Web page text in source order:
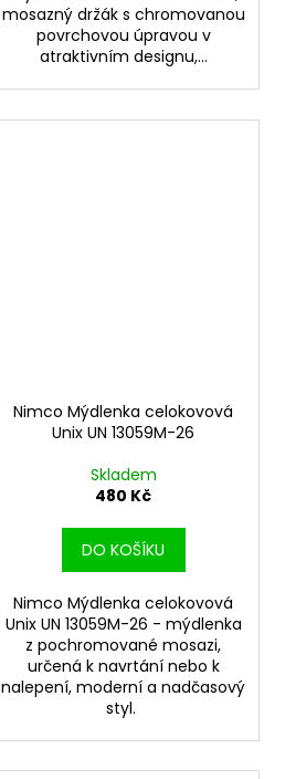
mosazný držák s chromovanou
povrchovou úpravou v
atraktivním designu,...
Nimco Mýdlenka celokovová
Unix UN 13059M-26
Skladem
480 Kč
DO KOŠÍKU
Nimco Mýdlenka celokovová
Unix UN 13059M-26 - mýdlenka
z pochromované mosazi,
určená k navrtání nebo k
nalepení, moderní a nadčasový
styl.